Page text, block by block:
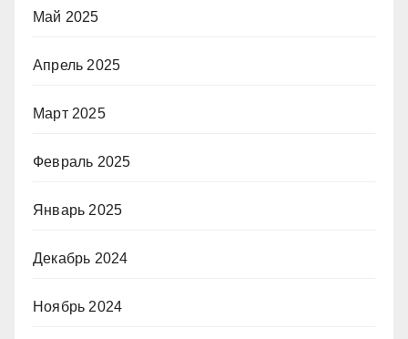
Май 2025
Апрель 2025
Март 2025
Февраль 2025
Январь 2025
Декабрь 2024
Ноябрь 2024